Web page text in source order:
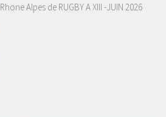
Rhone Alpes de RUGBY A XIII -JUIN 2026